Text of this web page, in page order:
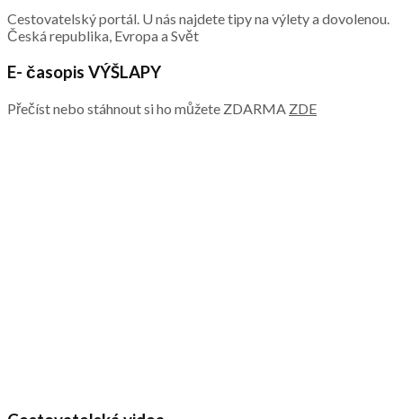
Cestovatelský portál. U nás najdete tipy na výlety a dovolenou.
Česká republika, Evropa a Svět
E- časopis VÝŠLAPY
Přečíst nebo stáhnout si ho můžete ZDARMA ZDE